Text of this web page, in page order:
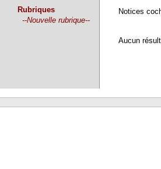
Rubriques
--Nouvelle rubrique--
Notices
Aucun